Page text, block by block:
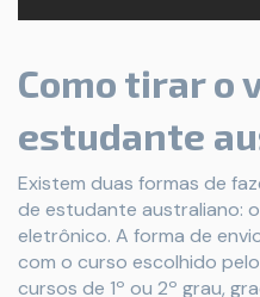
Como tirar o
estudante
Existem duas formas de
de estudante australiano:
eletrônico. A forma de
com o curso escolhido
cursos de 1º ou 2º grau,